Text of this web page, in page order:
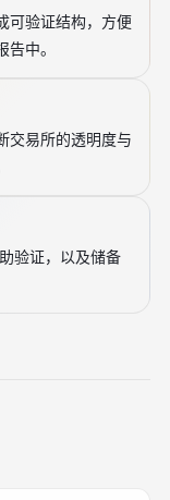
可验证结构，方便
中。
交易所的透明度与
验证，以及储备